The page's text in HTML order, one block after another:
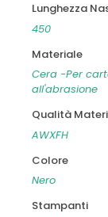
ZEBRA
quantità
Lunghezza
450
Materiale
Cera -Per
all'abrasione
Qualità
AWXFH
Colore
Nero
Stampanti